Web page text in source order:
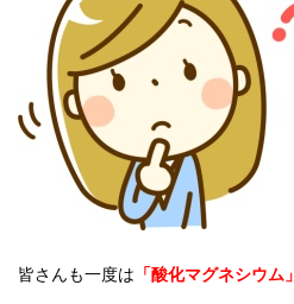
皆さんも一度は 「酸化マグネシウム」